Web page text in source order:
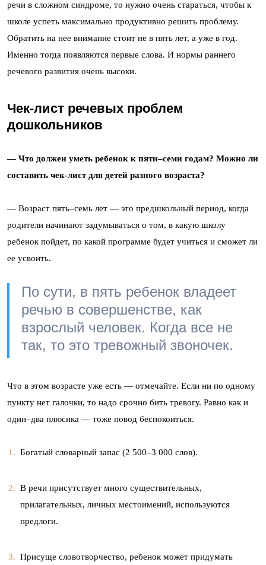
речи в сложном синдроме, то нужно очень стараться, чтобы к
школе успеть максимально продуктивно решить проблему.
Обратить на нее внимание стоит не в пять лет, а уже в год.
Именно тогда появляются первые слова. И нормы раннего
речевого развития очень высоки.
Чек-лист речевых проблем
дошкольников
— Что должен уметь ребенок к пяти–семи годам? Можно ли
составить чек-лист для детей разного возраста?
— Возраст пять–семь лет — это предшкольный период, когда
родители начинают задумываться о том, в какую школу
ребенок пойдет, по какой программе будет учиться и сможет ли
ее усвоить.
По сути, в пять ребенок владеет
речью в совершенстве, как
взрослый человек. Когда все не
так, то это тревожный звоночек.
Что в этом возрасте уже есть — отмечайте. Если ни по одному
пункту нет галочки, то надо срочно бить тревогу. Равно как и
один–два плюсика — тоже повод беспокоиться.
Богатый словарный запас (2 500–3 000 слов).
В речи присутствует много существительных,
прилагательных, личных местоимений, используются
предлоги.
Присуще словотворчество, ребенок может придумать